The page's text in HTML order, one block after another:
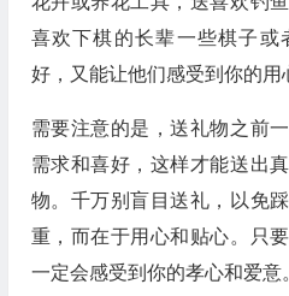
喜欢下棋的长辈一些棋子或
好，又能让他们感受到你的用
需要注意的是，送礼物之前
需求和喜好，这样才能送出
物。千万别盲目送礼，以免
重，而在于用心和贴心。只
一定会感受到你的孝心和爱意